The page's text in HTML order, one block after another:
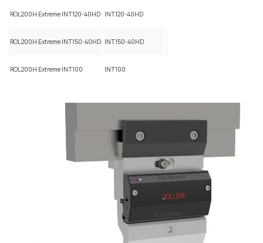
ROL200H Extreme INT120-40HD INT120-40HD
ROL200H Extreme INT150-40HD INT150-40HD
ROL200H Extreme INT100 INT100